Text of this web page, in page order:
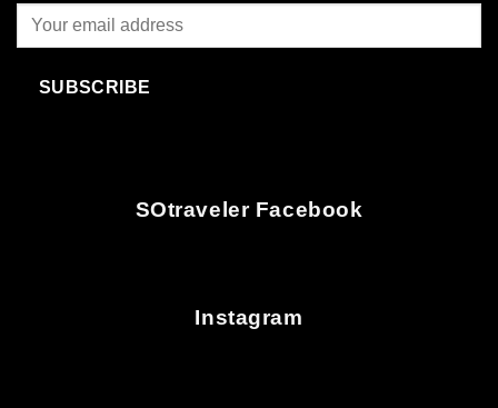
SUBSCRIBE
SOtraveler Facebook
Instagram